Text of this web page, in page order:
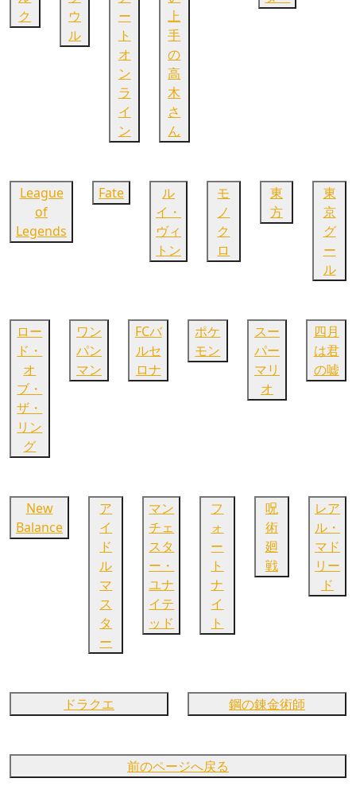
ク
ウ
ル
ー
ト
オ
ン
ラ
イ
ン
上
手
の
高
木
さ
ん
League
of
Legends
Fate
ル
イ・
ヴィ
トン
モ
ノ
ク
ロ
東
方
東
京
グ
ー
ル
ロー
ド・
オ
ブ・
ザ・
リン
グ
ワン
パン
マン
FCバ
ルセ
ロナ
ポケ
モン
スー
パー
マリ
オ
四月
は君
の嘘
New
Balance
ア
イ
ド
ル
マ
ス
タ
ー
マン
チェ
スタ
ー・
ユナ
イテ
ッド
フ
ォ
ー
ト
ナ
イ
ト
呪
術
廻
戦
レア
ル・
マド
リー
ド
ドラクエ 鋼の錬金術師
前のページへ戻る